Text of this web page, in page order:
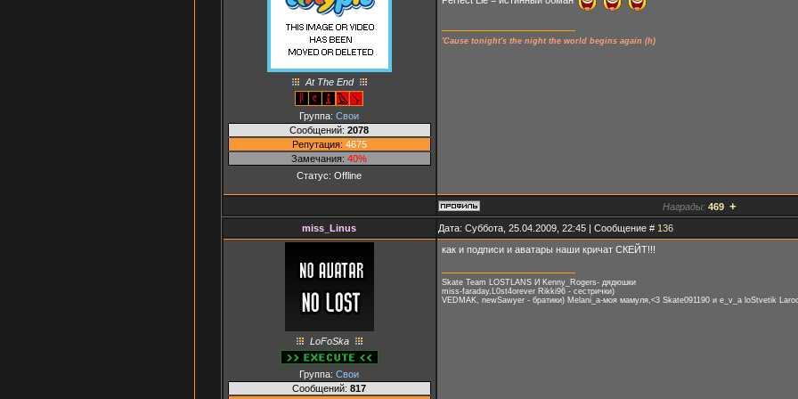
At The End
Группа: Свои
Сообщений: 2078
Репутация: 4675
Замечания: 40%
Статус: Offline
'Cause tonight's the night the world begins again (h)
Награды: 469 +
miss_Linus Дата: Суббота, 25.04.2009, 22:45 | Сообщение # 136
LoFoSka
Группа: Свои
Сообщений: 817
как и подписи и аватары наши кричат СКЕЙТ!!!
Skate Team LOSTLANS И Kenny_Rogers- дядюшки
miss-faraday,L0st4orever Rikki96 - сестрички)
VEDMAK, newSawyer - братики) Melani_a-моя мамуля,<3 Skate091190 и e_v_a loStvetik